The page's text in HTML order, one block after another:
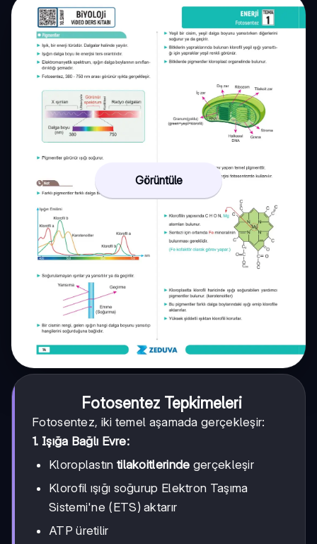
Görüntüle
Fotosentez Tepkimeleri
Fotosentez, iki temel aşamada gerçekleşir:
1. Işığa Bağlı Evre:
Kloroplastın tilakoitlerinde gerçekleşir
Klorofil ışığı soğurup Elektron Taşıma
Sistemi'ne (ETS) aktarır
ATP üretilir